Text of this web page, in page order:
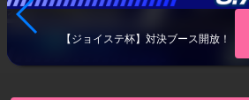
【ジョイステ杯】対決ブース開放！